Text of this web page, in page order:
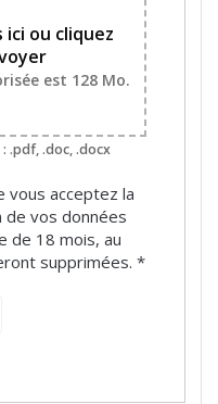
ici ou cliquez
est 128 Mo.
.pdf, .doc, .docx
vous acceptez la
vos données
de 18 mois, au
supprimées. *